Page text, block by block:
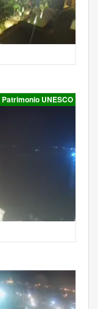
Patrimonio UNESCO